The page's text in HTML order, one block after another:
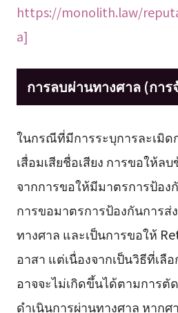
https://monolith.law/
a]
การลบผ่านทางศาล (กา
ในกรณีที่มีการระบุการละเมิ
เสื่อมเสียชื่อเสียง การขอให้ล
จากการขอให้มีมาตรการป้อ
การขอมาตรการป้องกันการ
ทางศาล และเป็นการขอให้
อาสา แต่เนื่องจากเป็นวิธีที่เลื
อาจจะไม่เกิดขึ้นได้ตามการ
ดำเนินการผ่านทางศาล หาก